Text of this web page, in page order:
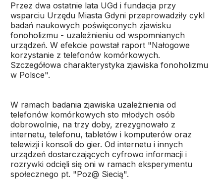
Przez dwa ostatnie lata UGd i fundacja przy
wsparciu Urzędu Miasta Gdyni przeprowadziły cykl
badań naukowych poświęconych zjawisku
fonoholizmu - uzależnieniu od wspomnianych
urządzeń. W efekcie powstał raport "Nałogowe
korzystanie z telefonów komórkowych.
Szczegółowa charakterystyka zjawiska fonoholizmu
w Polsce".
W ramach badania zjawiska uzależnienia od
telefonów komórkowych sto młodych osób
dobrowolnie, na trzy doby, zrezygnowało z
internetu, telefonu, tabletów i komputerów oraz
telewizji i konsoli do gier. Od internetu i innych
urządzeń dostarczających cyfrowo informacji i
rozrywki odcięli się oni w ramach eksperymentu
społecznego pt. "Poz@ Siecią".